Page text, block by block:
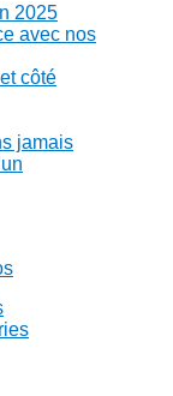
2025
avec nos
côté
jamais